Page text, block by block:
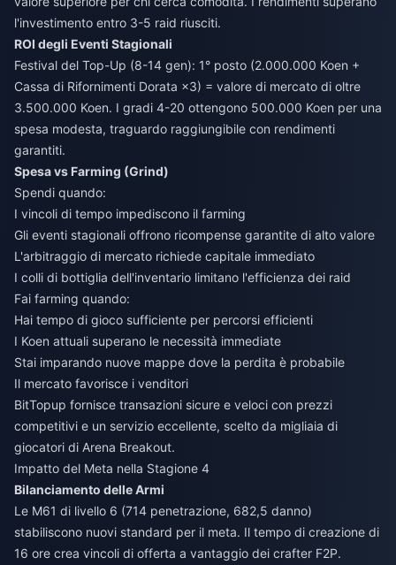
l'investimento entro 3-5 raid riusciti.
ROI degli Eventi Stagionali
Festival del Top-Up (8-14 gen): 1° posto (2.000.000 Koen +
Cassa di Rifornimenti Dorata ×3) = valore di mercato di oltre
3.500.000 Koen. I gradi 4-20 ottengono 500.000 Koen per una
spesa modesta, traguardo raggiungibile con rendimenti
garantiti.
Spesa vs Farming (Grind)
Spendi quando:
I vincoli di tempo impediscono il farming
Gli eventi stagionali offrono ricompense garantite di alto valore
L'arbitraggio di mercato richiede capitale immediato
I colli di bottiglia dell'inventario limitano l'efficienza dei raid
Fai farming quando:
Hai tempo di gioco sufficiente per percorsi efficienti
I Koen attuali superano le necessità immediate
Stai imparando nuove mappe dove la perdita è probabile
Il mercato favorisce i venditori
BitTopup fornisce transazioni sicure e veloci con prezzi
competitivi e un servizio eccellente, scelto da migliaia di
giocatori di Arena Breakout.
Impatto del Meta nella Stagione 4
Bilanciamento delle Armi
Le M61 di livello 6 (714 penetrazione, 682,5 danno)
stabiliscono nuovi standard per il meta. Il tempo di creazione di
16 ore crea vincoli di offerta a vantaggio dei crafter F2P.